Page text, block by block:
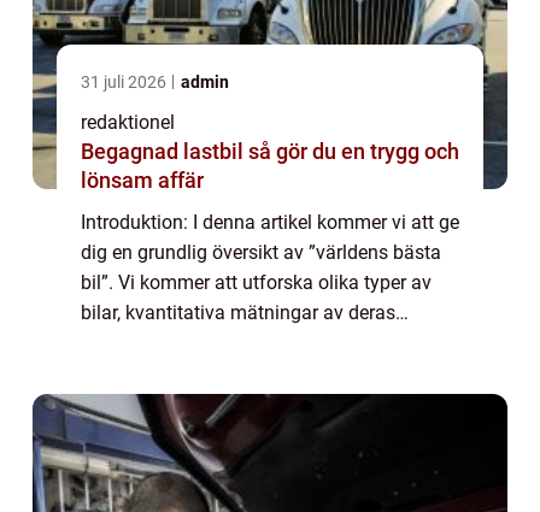
31 juli 2026 admin
redaktionel
Begagnad lastbil så gör du en trygg och
lönsam affär
Introduktion: I denna artikel kommer vi att ge
dig en grundlig översikt av ”världens bästa
bil”. Vi kommer att utforska olika typer av
bilar, kvantitativa mätningar av deras